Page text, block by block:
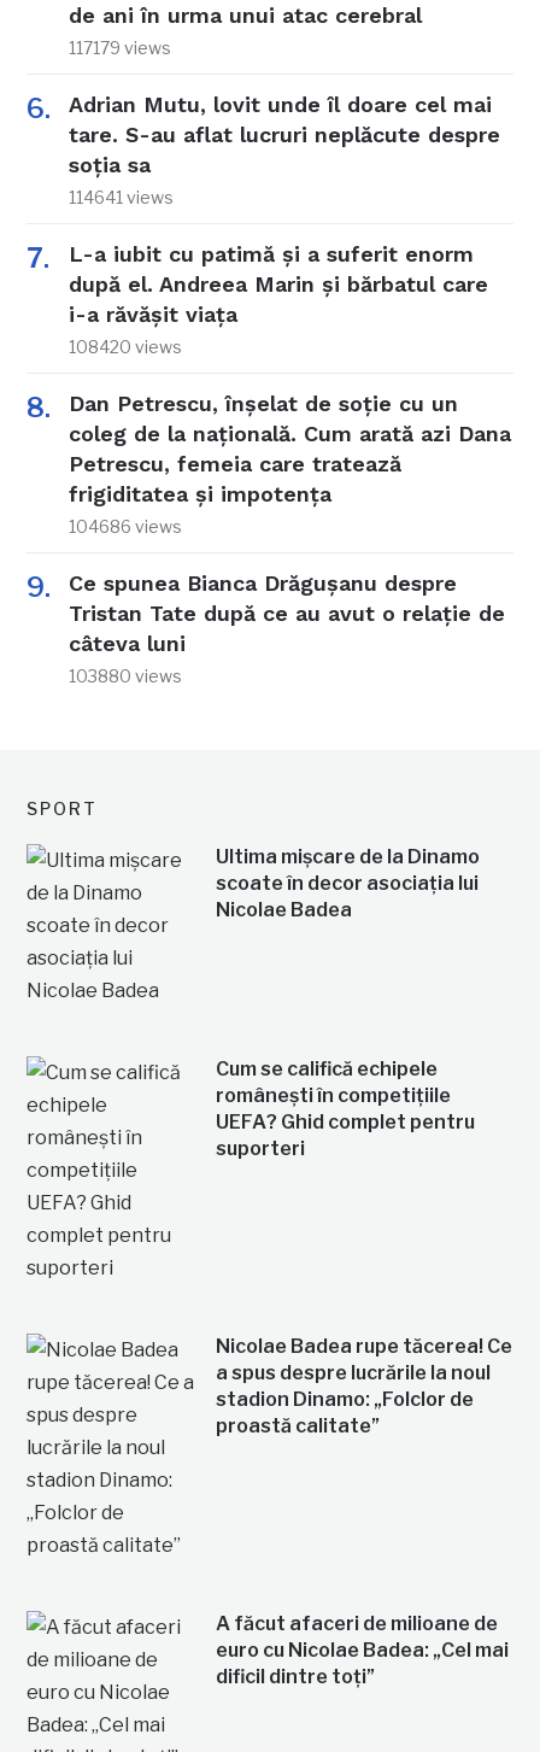
de ani în urma unui atac cerebral
117179 views
Adrian Mutu, lovit unde îl doare cel mai
tare. S-au aflat lucruri neplăcute despre
soția sa
114641 views
L-a iubit cu patimă și a suferit enorm
după el. Andreea Marin și bărbatul care
i-a răvășit viața
108420 views
Dan Petrescu, înșelat de soție cu un
coleg de la națională. Cum arată azi Dana
Petrescu, femeia care tratează
frigiditatea și impotența
104686 views
Ce spunea Bianca Drăgușanu despre
Tristan Tate după ce au avut o relație de
câteva luni
103880 views
SPORT
Ultima mișcare de la Dinamo
scoate în decor asociația lui
Nicolae Badea
Cum se califică echipele
românești în competițiile
UEFA? Ghid complet pentru
suporteri
Nicolae Badea rupe tăcerea! Ce
a spus despre lucrările la noul
stadion Dinamo: „Folclor de
proastă calitate”
A făcut afaceri de milioane de
euro cu Nicolae Badea: „Cel mai
dificil dintre toți”